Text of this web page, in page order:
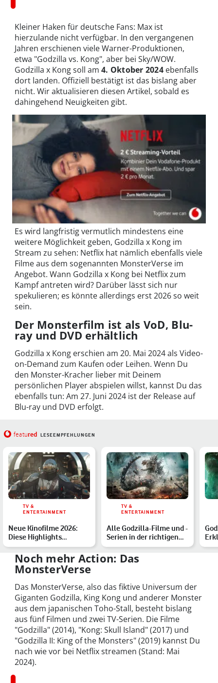
Kleiner Haken für deutsche Fans: Max ist
hierzulande nicht verfügbar. In den vergangenen
Jahren erschienen viele Warner-Produktionen,
etwa "Godzilla vs. Kong", aber bei Sky/WOW.
Godzilla x Kong soll am 4. Oktober 2024ebenfalls
dort landen. Offiziell bestätigt ist das bislang aber
nicht. Wir aktualisieren diesen Artikel, sobald es
dahingehend Neuigkeiten gibt.
Es wird langfristig vermutlich mindestens eine
weitere Möglichkeit geben, Godzilla x Kong im
Stream zu sehen: Netflix hat nämlich ebenfalls viele
Filme aus dem sogenannten MonsterVerse im
Angebot. Wann Godzilla x Kong bei Netflix zum
Kampf antreten wird? Darüber lässt sich nur
spekulieren; es könnte allerdings erst 2026 so weit
sein.
Der Monsterfilm ist als VoD, Blu-
ray und DVD erhältlich
Godzilla x Kong erschien am 20. Mai 2024 als Video-
on-Demand zum Kaufen oder Leihen. Wenn Du
den Monster-Kracher lieber mit Deinem
persönlichen Player abspielen willst, kannst Du das
ebenfalls tun: Am 27. Juni 2024 ist der Release auf
Blu-ray und DVD erfolgt.
featured LESEEMPFEHLUNGEN
TV &
ENTERTAINMENT
Neue Kinofilme 2026:
Diese Highlights
erwarten Dich
TV &
ENTERTAINMENT
Alle Godzilla-Filme und -
Serien in der richtigen
Reihenfolge
Noch mehr Action: Das
MonsterVerse
Das MonsterVerse, also das fiktive Universum der
Giganten Godzilla, King Kong und anderer Monster
aus dem japanischen Toho-Stall, besteht bislang
aus fünf Filmen und zwei TV-Serien. Die Filme
"Godzilla" (2014), "Kong: Skull Island" (2017) und
"Godzilla II: King of the Monsters" (2019) kannst Du
nach wie vor bei Netflix streamen (Stand: Mai
2024).